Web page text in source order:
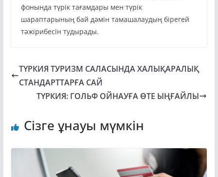
фонында түрік тағамдары мен түрік
шараптарының бай дәмін тамашалаудың бірегей
тәжірибесін тудырады.
ТҮРКИЯ ТУРИЗМ САЛАСЫНДА ХАЛЫҚАРАЛЫҚ
СТАНДАРТТАРҒА САЙ
ТҮРКИЯ: ГОЛЬФ ОЙНАУҒА ӨТЕ ЫҢҒАЙЛЫ
Сізге ұнауы мүмкін